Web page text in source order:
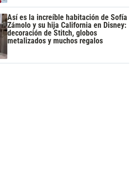
Así es la increíble habitación de Sofía
Zámolo y su hija California en Disney:
decoración de Stitch, globos
metalizados y muchos regalos